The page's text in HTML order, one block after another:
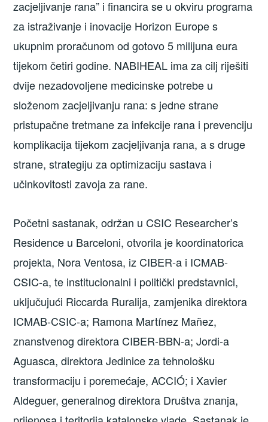
zacjeljivanje rana” i financira se u okviru programa
za istraživanje i inovacije Horizon Europe s
ukupnim proračunom od gotovo 5 milijuna eura
tijekom četiri godine. NABIHEAL ima za cilj riješiti
dvije nezadovoljene medicinske potrebe u
složenom zacjeljivanju rana: s jedne strane
pristupačne tretmane za infekcije rana i prevenciju
komplikacija tijekom zacjeljivanja rana, a s druge
strane, strategiju za optimizaciju sastava i
učinkovitosti zavoja za rane.
Početni sastanak, održan u CSIC Researcher’s
Residence u Barceloni, otvorila je koordinatorica
projekta, Nora Ventosa, iz CIBER-a i ICMAB-
CSIC-a, te institucionalni i politički predstavnici,
uključujući Riccarda Ruralija, zamjenika direktora
ICMAB-CSIC-a; Ramona Martínez Mañez,
znanstvenog direktora CIBER-BBN-a; Jordi-a
Aguasca, direktora Jedinice za tehnološku
transformaciju i poremećaje, ACCIÓ; i Xavier
Aldeguer, generalnog direktora Društva znanja,